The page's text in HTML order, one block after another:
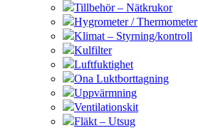
Tillbehör – Nätkrukor
Hygrometer / Thermometer
Klimat – Styrning/kontroll
Kulfilter
Luftfuktighet
Ona Luktborttagning
Uppvärmning
Ventilationskit
Fläkt – Utsug